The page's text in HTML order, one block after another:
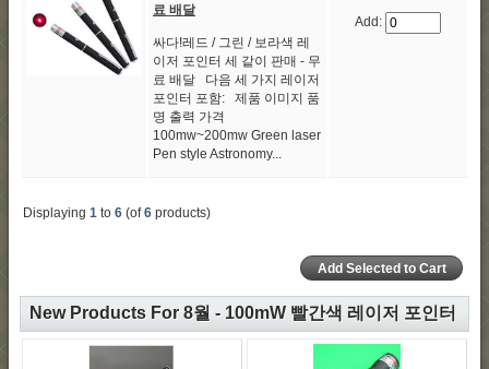
료 배달
싸다!레드 / 그린 / 보라색 레
이저 포인터 세 같이 판매 - 무
료 배달 다음 세 가지 레이저
포인터 포함: 제품 이미지 품
명 출력 가격
100mw~200mw Green laser
Pen style Astronomy...
Add:
Displaying 1 to 6 (of6 products)
New Products For 8월 - 100mW 빨간색 레이저 포인터